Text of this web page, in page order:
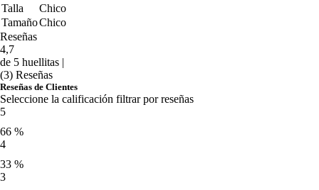
Talla
Chico
TamañoChico
Reseñas
4,7
de 5 huellitas |
(3) Reseñas
Reseñas de Clientes
Seleccione la calificación filtrar por reseñas
5
66 %
4
33 %
3